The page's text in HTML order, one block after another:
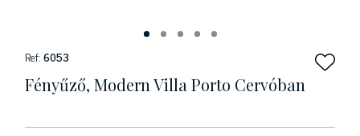
Ref:6053
Fényűző, Modern Villa Porto Cervóban